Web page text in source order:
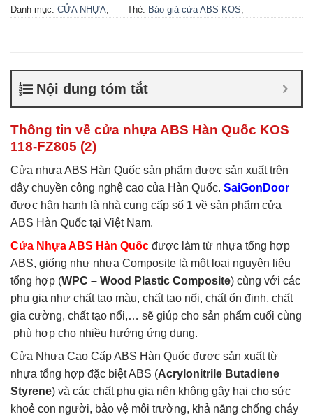
Danh mục: CỬA NHỰA,
Thẻ: Báo giá cửa ABS KOS,
nhựa ABS Hàn Quốc là gì
Cửa nhựa ABS Hàn Quốc
tại TP Vĩnh,Cửa nhựa ABS
nhựa ABS KOS
Nội dung tóm tắt
Thông tin về cửa nhựa ABS Hàn Quốc KOS
118-FZ805 (2)
Cửa nhựa ABS Hàn Quốc sản phẩm được sản xuất trên
dây chuyền công nghệ cao của Hàn Quốc. SaiGonDoor
được hân hạnh là nhà cung cấp số 1 về sản phẩm cửa
ABS Hàn Quốc tại Việt Nam.
Cửa Nhựa ABS Hàn Quốc được làm từ nhựa tổng hợp
ABS, giống như nhựa Composite là một loại nguyên liệu
tổng hợp (WPC – Wood Plastic Composite) cùng với các
phụ gia như chất tạo màu, chất tạo nối, chất ổn định, chất
gia cường, chất tạo nổi,… sẽ giúp cho sản phẩm cuối cùng
phù hợp cho nhiều hướng ứng dụng.
Cửa Nhựa Cao Cấp ABS Hàn Quốc được sản xuất từ
nhựa tổng hợp đặc biệt ABS (Acrylonitrile Butadiene
Styrene) và các chất phụ gia nên không gây hại cho sức
khoẻ con người, bảo vệ môi trường, khả năng chống cháy